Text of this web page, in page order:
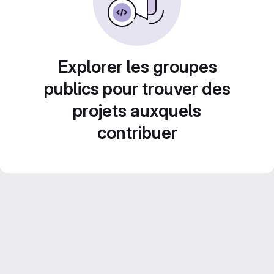
Explorer les groupes
publics pour trouver des
projets auxquels
contribuer